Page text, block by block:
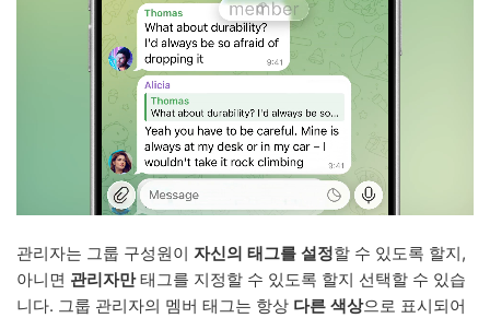
관리자는 그룹 구성원이 자신의 태그를 설정할 수 있도록 할지,
아니면 관리자만태그를 지정할 수 있도록 할지 선택할 수 있습
니다. 그룹 관리자의 멤버 태그는 항상 다른 색상으로 표시되어